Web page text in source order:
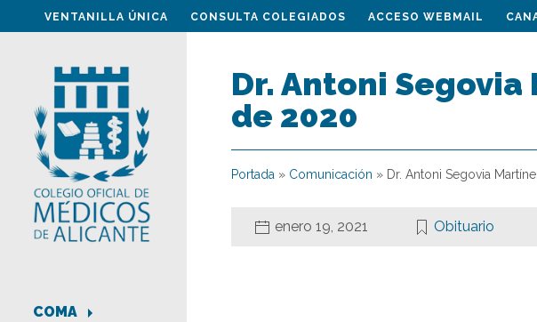
VENTANILLA ÚNICA CONSULTA COLEGIADOS ACCESO WEBMAIL
COMA
Dr. Antoni
de 2020
Portada » Comunicación » Dr. Antoni Segovia
enero 19, 2021 Obituario